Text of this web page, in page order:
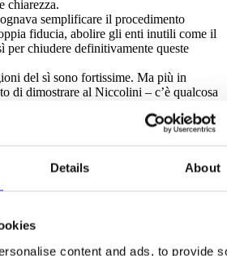
Details About
content and ads, to provide
chiarezza.
semplificare il procedimento
fiducia, abolire gli enti inutili come il
per chiudere definitivamente queste
del sì sono fortissime. Ma più in
di dimostrare al Niccolini – c’è qualcosa
alla lamentela. C’è un’Italia che
al cambiamento. Che dice sì
referendum costituzionale. Vi chiedo una
fondando un comitato, con un minimo di
capillare: in ogni azienda, in ogni realtà